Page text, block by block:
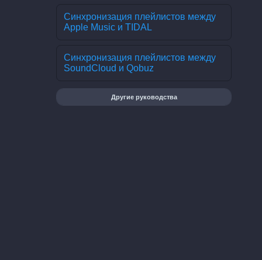
Синхронизация плейлистов между
Apple Music и TIDAL
Синхронизация плейлистов между
SoundCloud и Qobuz
Другие руководства